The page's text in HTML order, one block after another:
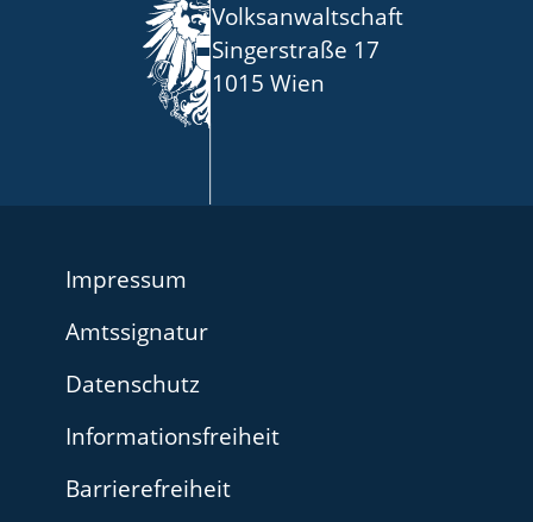
Volksanwaltschaft
Singerstraße 17
1015 Wien
Impressum
Amtssignatur
Datenschutz
Informationsfreiheit
Barrierefreiheit